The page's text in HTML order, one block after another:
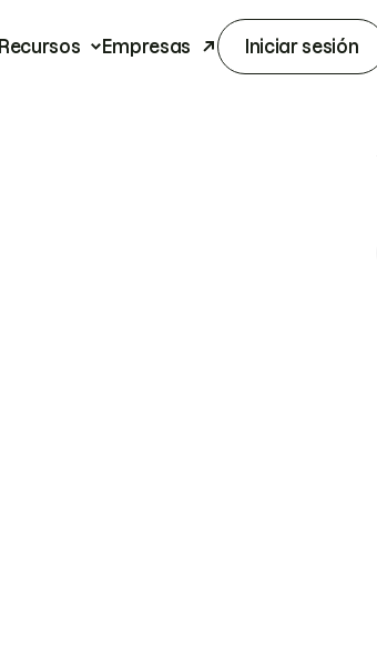
Recursos Empresas Iniciar sesión